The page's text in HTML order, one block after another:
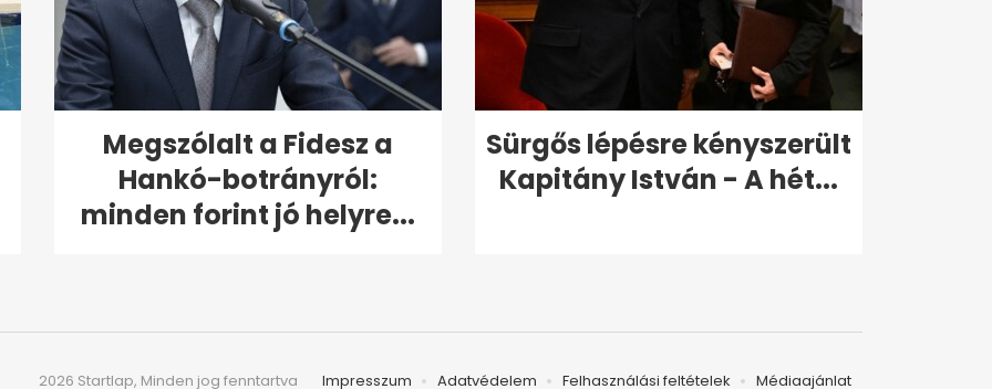
Megszólalt a Fidesz a
Hankó-botrányról:
minden forint jó helyre...
Sürgős lépésre kényszerült
Kapitány István - A hét...
Impresszum Adatvédelem Felhasználási feltételek Médiaajánlat
2026 Startlap, Minden jog fenntartva